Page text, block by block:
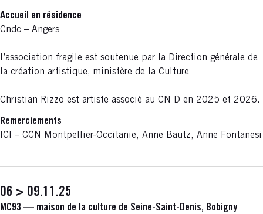
Accueil en résidence
Cndc – Angers
l’association fragile est soutenue par la Direction générale de
la création artistique, ministère de la Culture
Christian Rizzo est artiste associé au CN D en 2025 et 2026.
Remerciements
ICI – CCN Montpellier-Occitanie, Anne Bautz, Anne Fontanesi
06 > 09.11.25
MC93 — maison de la culture de Seine-Saint-Denis, Bobigny